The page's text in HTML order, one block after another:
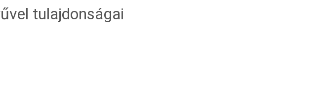
tulajdonságai